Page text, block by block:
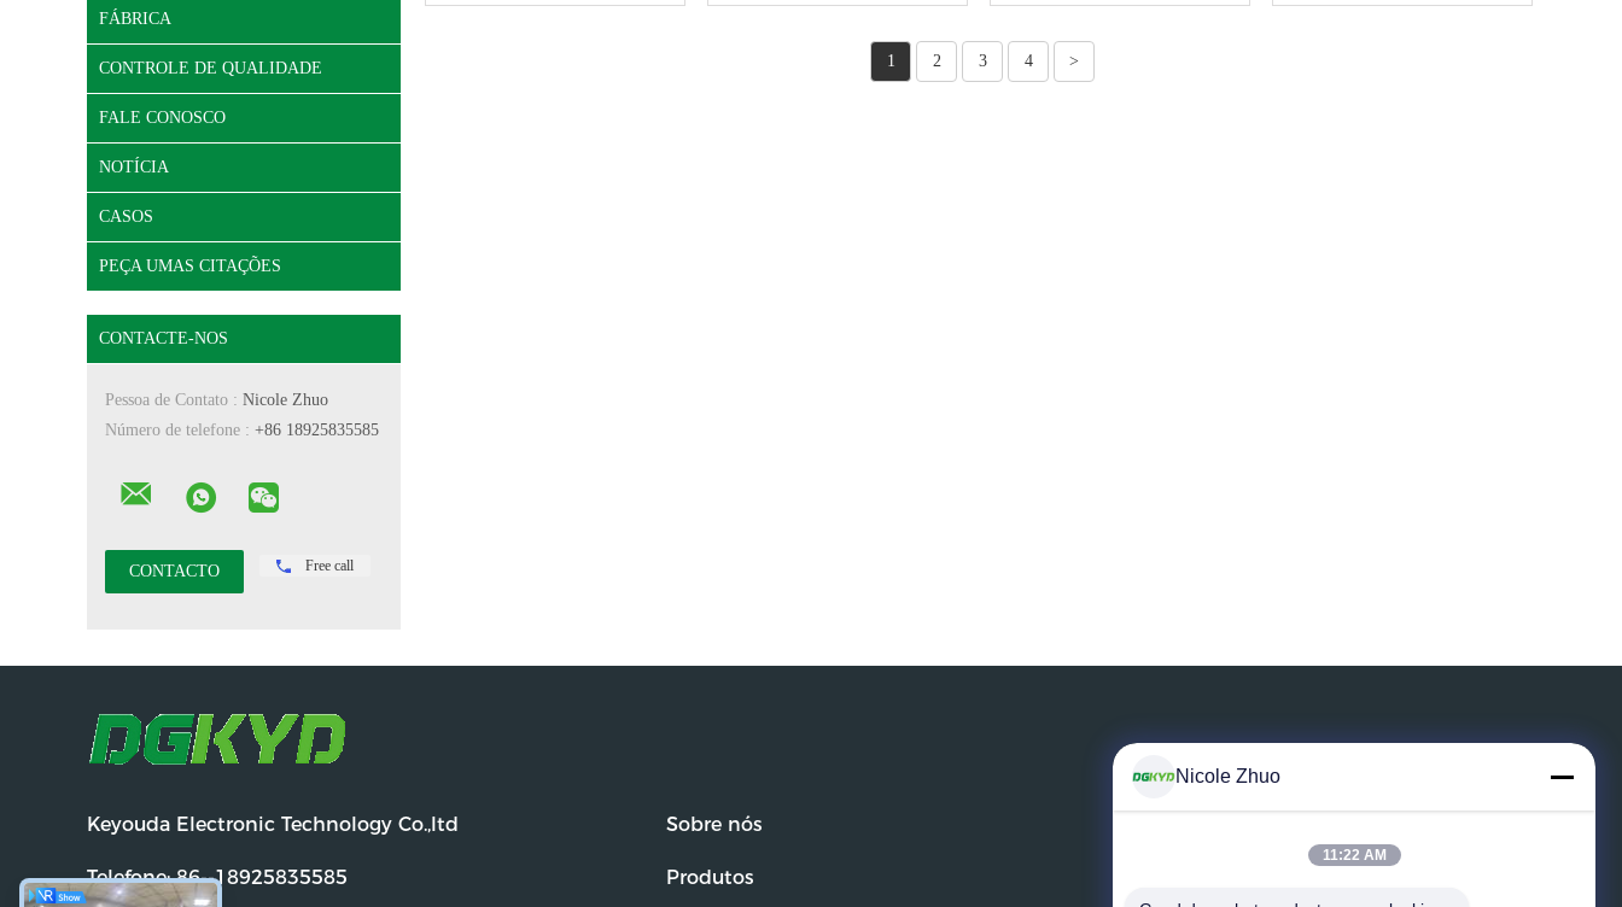
FÁBRICA
CONTROLE DE QUALIDADE
FALE CONOSCO
NOTÍCIA
CASOS
PEÇA UMAS CITAÇÕES
CONTACTE-NOS
Pessoa de Contato : Nicole Zhuo
Número de telefone : +86 18925835585
Free call
Router RJ45 Com
Transformador
1 2 3 4 >
Keyouda Electronic Technology Co.,ltd
Telefone:86--18925835585
Sobre nós
Produtos
Nicole Zhuo
11:22 AM